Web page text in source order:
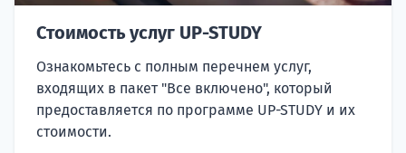
Стоимость услуг UP-STUDY
Ознакомьтесь с полным перечнем услуг,
входящих в пакет "Все включено", который
предоставляется по программе UP-STUDY и их
стоимости.